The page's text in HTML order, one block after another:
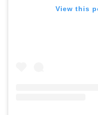
あなたのスタイル
View this